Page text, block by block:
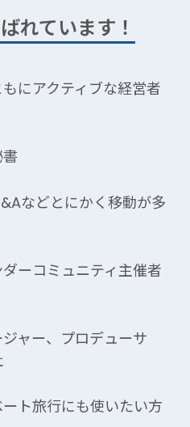
れています！
にアクティブな経営者
などとにかく移動が多
ーコミュニティ主催者
ャー、プロデューサ
ト旅行にも使いたい方